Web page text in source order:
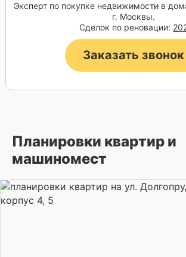
Эксперт по покупке недвижимости в
г. Москвы.
Сделок по реновации:
Заказать звонок
Планировки квартир и
машиномест